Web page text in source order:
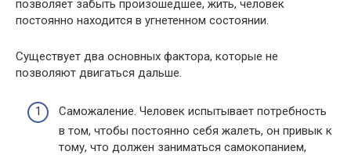
позволяет забыть произошедшее, жить, человек
постоянно находится в угнетенном состоянии.
Существует два основных фактора, которые не
позволяют двигаться дальше.
Саможаление. Человек испытывает потребность
в том, чтобы постоянно себя жалеть, он привык к
тому, что должен заниматься самокопанием,